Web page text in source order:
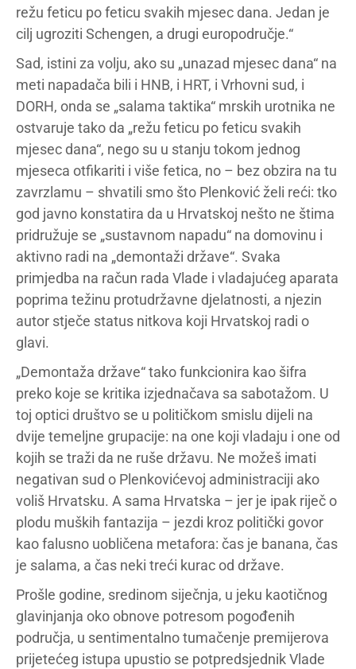
režu feticu po feticu svakih mjesec dana. Jedan je
cilj ugroziti Schengen, a drugi europodručje.“
Sad, istini za volju, ako su „unazad mjesec dana“ na
meti napadača bili i HNB, i HRT, i Vrhovni sud, i
DORH, onda se „salama taktika“ mrskih urotnika ne
ostvaruje tako da „režu feticu po feticu svakih
mjesec dana“, nego su u stanju tokom jednog
mjeseca otfikariti i više fetica, no – bez obzira na tu
zavrzlamu – shvatili smo što Plenković želi reći: tko
god javno konstatira da u Hrvatskoj nešto ne štima
pridružuje se „sustavnom napadu“ na domovinu i
aktivno radi na „demontaži države“. Svaka
primjedba na račun rada Vlade i vladajućeg aparata
poprima težinu protudržavne djelatnosti, a njezin
autor stječe status nitkova koji Hrvatskoj radi o
glavi.
„Demontaža države“ tako funkcionira kao šifra
preko koje se kritika izjednačava sa sabotažom. U
toj optici društvo se u političkom smislu dijeli na
dvije temeljne grupacije: na one koji vladaju i one od
kojih se traži da ne ruše državu. Ne možeš imati
negativan sud o Plenkovićevoj administraciji ako
voliš Hrvatsku. A sama Hrvatska – jer je ipak riječ o
plodu muških fantazija – jezdi kroz politički govor
kao falusno uobličena metafora: čas je banana, čas
je salama, a čas neki treći kurac od države.
Prošle godine, sredinom siječnja, u jeku kaotičnog
glavinjanja oko obnove potresom pogođenih
područja, u sentimentalno tumačenje premijerova
prijetećeg istupa upustio se potpredsjednik Vlade